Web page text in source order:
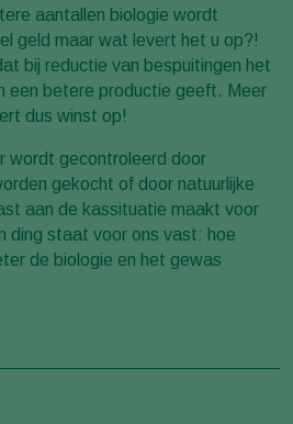
aantallen biologie wordt
geld maar wat levert het u op?!
bij reductie van bespuitingen het
een betere productie geeft. Meer
dus winst op!
wordt gecontroleerd door
gekocht of door natuurlijke
aan de kassituatie maakt voor
ding staat voor ons vast: hoe
de biologie en het gewas